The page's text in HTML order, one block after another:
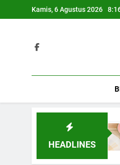
to
Kamis, 6 Agustus 2026
HEADLINES
Acara Spesial